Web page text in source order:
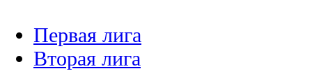
Первая лига
Вторая лига